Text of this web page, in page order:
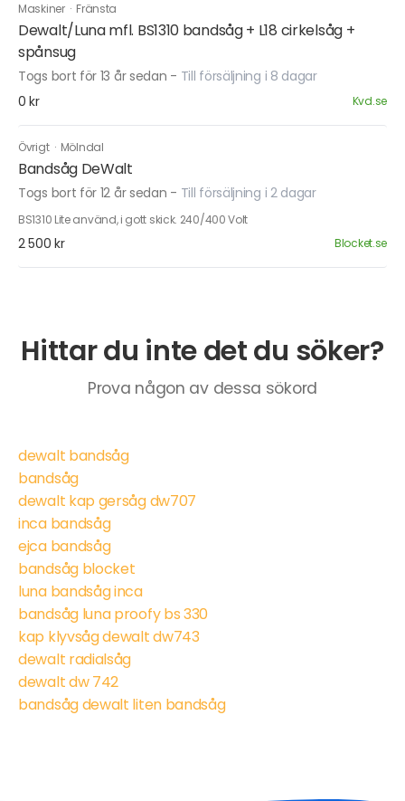
Maskiner · Fränsta
Dewalt/Luna mfl. BS1310 bandsåg + L18 cirkelsåg +
spånsug
Togs bort för 13 år sedan - Till försäljning i 8 dagar
0 kr
Kvd.se
Övrigt · Mölndal
Bandsåg DeWalt
Togs bort för 12 år sedan - Till försäljning i 2 dagar
BS1310 Lite använd, i gott skick. 240/400 Volt
2 500 kr Blocket.se
Hittar du inte det du söker?
Prova någon av dessa sökord
dewalt bandsåg
bandsåg
dewalt kap gersåg dw707
inca bandsåg
ejca bandsåg
bandsåg blocket
luna bandsåg inca
bandsåg luna proofy bs 330
kap klyvsåg dewalt dw743
dewalt radialsåg
dewalt dw 742
bandsåg dewalt liten bandsåg